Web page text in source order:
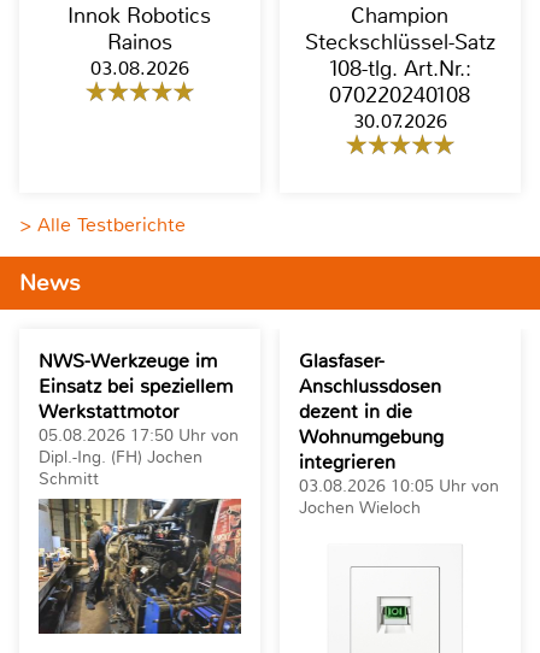
Innok Robotics
Rainos
03.08.2026
Champion
Steckschlüssel-Satz
108-tlg. Art.Nr.:
070220240108
30.07.2026
> Alle Testberichte
News
NWS-Werkzeuge im
Einsatz bei speziellem
Werkstattmotor
05.08.2026 17:50 Uhr von
Dipl.-Ing. (FH) Jochen
Schmitt
Glasfaser-
Anschlussdosen
dezent in die
Wohnumgebung
integrieren
03.08.2026 10:05 Uhr von
Jochen Wieloch